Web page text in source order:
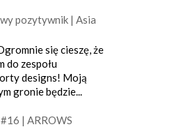
pozytywnik | Asia
się cieszę, że
do zespołu
designs! Moją
gronie będzie...
| ARROWS